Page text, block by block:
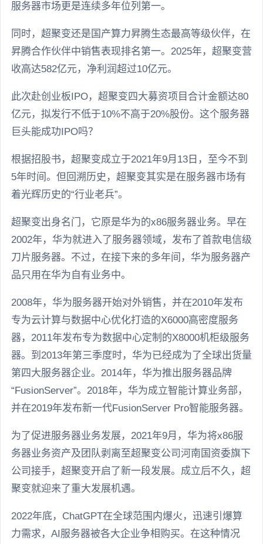
服务器市场更是连续多年位列第一。
同时，超聚变还是国产算力昇腾生态最高等级伙伴，在
昇腾合作伙伴中销售表现排名第一。2025年，超聚变营
收高达582亿元，净利润超过10亿元。
此次赴创业板IPO，超聚变四大募资项目合计金额达80
亿元，拟发行不低于10%不高于20%股份。这个服务器
巨头能成功IPO吗？
根据招股书，超聚变成立于2021年9月13日，至今不到
5年时间。但回溯历史，超聚变其实是在服务器市场有
着光辉历史的“行业老兵”。
超聚变出身名门，它原是华为的x86服务器业务。早在
2002年，华为就进入了服务器领域，发布了首款电信级
刀片服务器。不过，在接下来的多年间，华为服务器产
品只用在华为自有业务中。
2008年，华为服务器开始对外销售，并在2010年发布
专为云计算与数据中心优化打造的X6000高密度服务
器，2011年发布专为数据中心定制的X8000机柜级服务
器。到2013年第三季度时，华为已经成为了全球出货量
第四大服务器企业。2014年，华为推出服务器品牌
“FusionServer”。2018年，华为成立智能计算业务部，
并在2019年发布新一代FusionServer Pro智能服务器。
为了促进服务器业务发展，2021年9月，华为将x86服
务器业务资产及团队剥离至超聚变公司河南国资委旗下
公司接手，超聚变开启了新一段发展。成立后不久，超
聚变就迎来了重大发展机遇。
2022年底，ChatGPT在全球范围内爆火，迅速引爆算
力需求，AI服务器被各大企业争相购买。在这种情况